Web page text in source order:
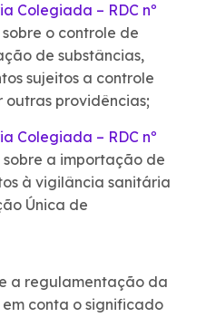
Colegiada – RDC nº
o controle de
de substâncias,
sujeitos a controle
providências;
Colegiada – RDC nº
sobre a importação de
à vigilância sanitária
Única de
a regulamentação da
conta o significado